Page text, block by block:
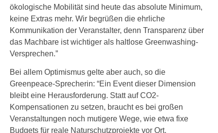
ökologische Mobilität sind heute das absolute Minimum,
keine Extras mehr. Wir begrüßen die ehrliche
Kommunikation der Veranstalter, denn Transparenz über
das Machbare ist wichtiger als haltlose Greenwashing-
Versprechen.”
Bei allem Optimismus gelte aber auch, so die
Greenpeace-Sprecherin: “Ein Event dieser Dimension
bleibt eine Herausforderung. Statt auf CO2-
Kompensationen zu setzen, braucht es bei großen
Veranstaltungen noch mutigere Wege, wie etwa fixe
Budgets für reale Naturschutzprojekte vor Ort.